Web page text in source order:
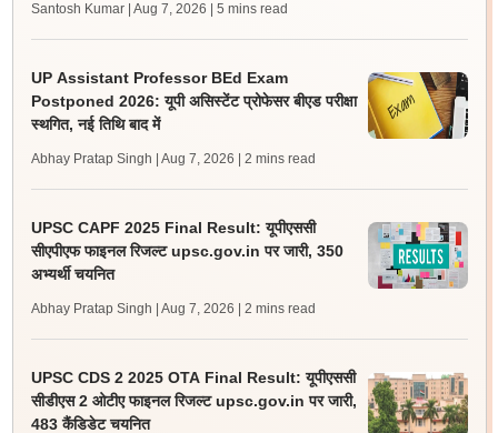
Santosh Kumar | Aug 7, 2026 | 5 mins read
UP Assistant Professor BEd Exam
Postponed 2026: यूपी असिस्टेंट प्रोफेसर बीएड परीक्षा
स्थगित, नई तिथि बाद में
Abhay Pratap Singh | Aug 7, 2026 | 2 mins read
UPSC CAPF 2025 Final Result: यूपीएससी
सीएपीएफ फाइनल रिजल्ट upsc.gov.in पर जारी, 350
अभ्यर्थी चयनित
Abhay Pratap Singh | Aug 7, 2026 | 2 mins read
UPSC CDS 2 2025 OTA Final Result: यूपीएससी
सीडीएस 2 ओटीए फाइनल रिजल्ट upsc.gov.in पर जारी,
483 कैंडिडेट चयनित